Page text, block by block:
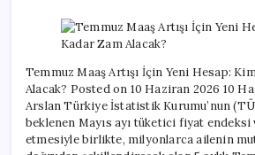
Temmuz Maaş Artışı İçin Yeni Hesap:
Alacak? Posted on 10 Haziran 2026 10
Arslan Türkiye İstatistik Kurumu’nun
beklenen Mayıs ayı tüketici fiyat
etmesiyle birlikte, milyonlarca ailenin